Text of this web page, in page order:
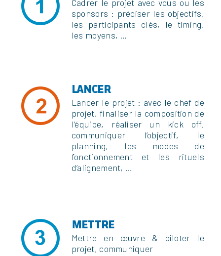
Cadrer le projet avec vous ou les
sponsors : préciser les objectifs,
les participants clés, le timing,
les moyens, …
LANCER
Lancer le projet : avec le chef de
projet, finaliser la composition de
l’équipe, réaliser un kick off,
communiquer l’objectif, le
planning, les modes de
fonctionnement et les rituels
d’alignement, …
METTRE
Mettre en œuvre & piloter le
projet, communiquer